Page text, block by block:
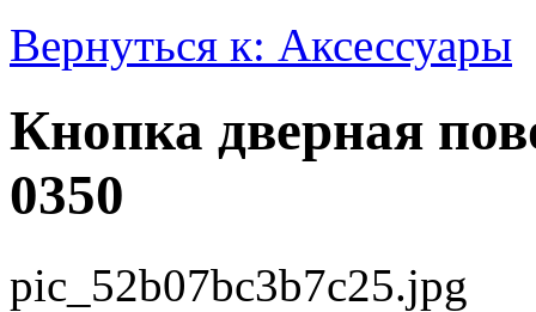
Вернуться к: Аксессуары
Кнопка дверная
0350
pic_52b07bc3b7c25.jpg